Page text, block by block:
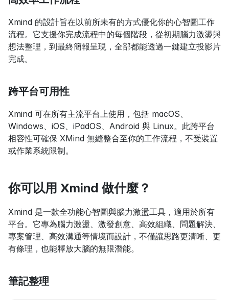
Xmind 的設計旨在以前所未有的方式優化你的心智圖工作
流程。它支援你完成流程中的每個階段，從初期腦力激盪與
想法整理，到最終簡報呈現，全部都能透過一鍵建立投影片
完成。
跨平台可用性
Xmind 可在所有主流平台上使用，包括 macOS、
Windows、iOS、iPadOS、Android 與 Linux。此跨平台
相容性可確保 XMind 無縫整合至你的工作流程，不受裝置
或作業系統限制。
你可以用 Xmind 做什麼？
Xmind 是一款全功能心智圖與腦力激盪工具，適用於所有
平台。它專為腦力激盪、激發創意、高效組織、問題解決、
專案管理、高效溝通等情境而設計，不僅讓思路更清晰、更
有條理，也能釋放大腦的無限潛能。
筆記整理